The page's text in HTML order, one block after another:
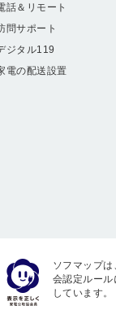
話＆リモート
問サポート
ジタル119
電の配送設置
ソフマップ
会認定ルール
しています。